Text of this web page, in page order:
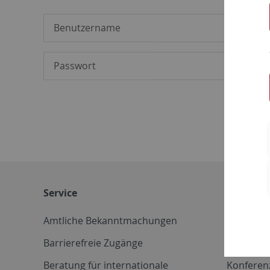
Service
Amtliche Bekanntmachungen
Barrierefreie Zugänge
Beratung für internationale